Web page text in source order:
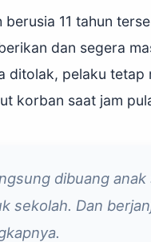
berusia 11 tahun
dan segera
ditolak, pelaku tetap
korban saat jam
dibuang
sekolah. Dan